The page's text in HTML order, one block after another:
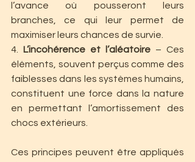
l’avance où pousseront leurs
branches, ce qui leur permet de
maximiser leurs chances de survie.
4. L’incohérence et l’aléatoire – Ces
éléments, souvent perçus comme des
faiblesses dans les systèmes humains,
constituent une force dans la nature
en permettant l’amortissement des
chocs extérieurs.
Ces principes peuvent être appliqués